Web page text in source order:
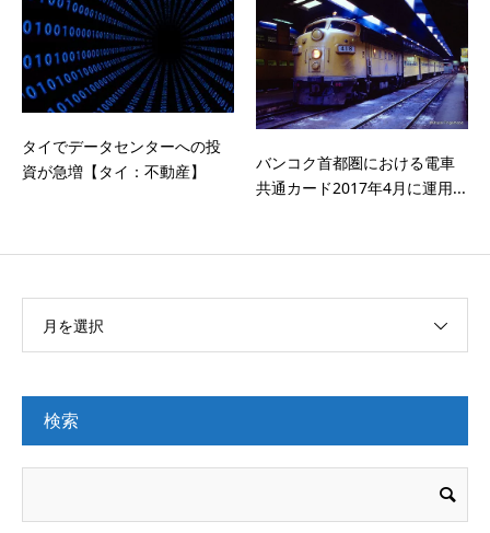
タイでデータセンターへの投
資が急増【タイ：不動産】
バンコク首都圏における電車
共通カード2017年4月に運用...
月を選択
検索